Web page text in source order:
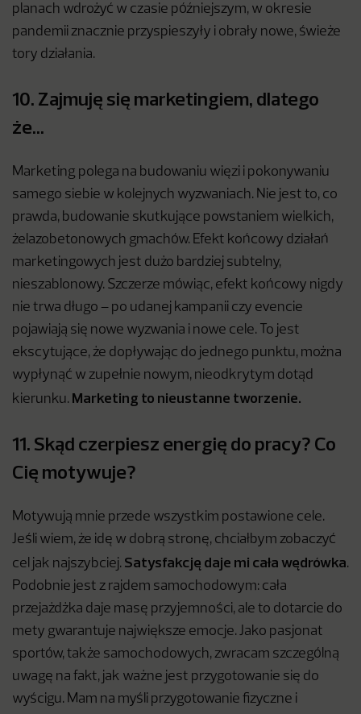
planach wdrożyć w czasie późniejszym, w okresie
pandemii znacznie przyspieszyły i obrały nowe, świeże
tory działania.
10. Zajmuję się marketingiem, dlatego
że…
Marketing polega na budowaniu więzi i pokonywaniu
samego siebie w kolejnych wyzwaniach. Nie jest to, co
prawda, budowanie skutkujące powstaniem wielkich,
żelazobetonowych gmachów. Efekt końcowy działań
marketingowych jest dużo bardziej subtelny,
nieszablonowy. Szczerze mówiąc, efekt końcowy nigdy
nie trwa długo – po udanej kampanii czy evencie
pojawiają się nowe wyzwania i nowe cele. To jest
ekscytujące, że dopływając do jednego punktu, można
wypłynąć w zupełnie nowym, nieodkrytym dotąd
kierunku. Marketing to nieustanne tworzenie.
11. Skąd czerpiesz energię do pracy? Co
Cię motywuje?
Motywują mnie przede wszystkim postawione cele.
Jeśli wiem, że idę w dobrą stronę, chciałbym zobaczyć
cel jak najszybciej. Satysfakcję daje mi cała wędrówka.
Podobnie jest z rajdem samochodowym: cała
przejażdżka daje masę przyjemności, ale to dotarcie do
mety gwarantuje największe emocje. Jako pasjonat
sportów, także samochodowych, zwracam szczególną
uwagę na fakt, jak ważne jest przygotowanie się do
wyścigu. Mam na myśli przygotowanie fizyczne i